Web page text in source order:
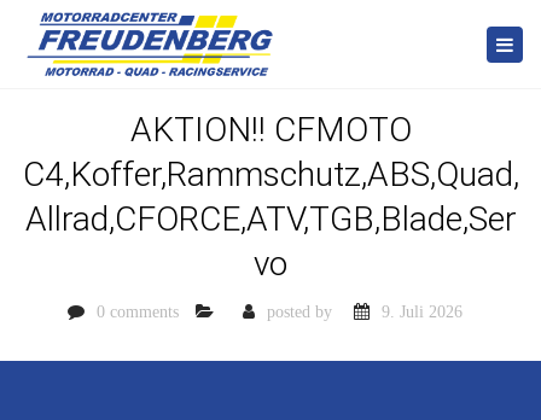
AKTION!! CFMOTO
C4,Koffer,Rammschutz,ABS,Quad,
Allrad,CFORCE,ATV,TGB,Blade,Ser
vo
0 comments posted by 9. Juli 2026